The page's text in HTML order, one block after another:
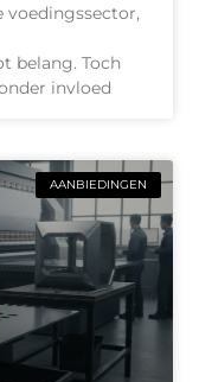
voedingssector,
belang. Toch
invloed
AANBIEDINGEN